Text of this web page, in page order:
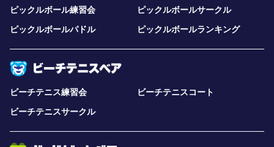
ピックルボール練習会
ピックルボールサークル
ピックルボールパドル
ピックルボールランキング
ビーチテニス練習会
ビーチテニスコート
ビーチテニスサークル